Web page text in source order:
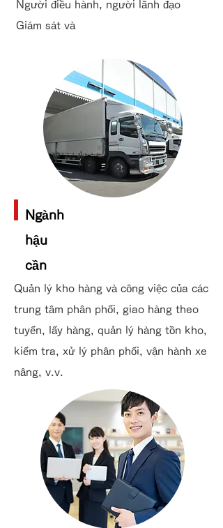
Người điều hành, người lãnh đạo
Giám sát và
Ngành
hậu
cần
Quản lý kho hàng và công việc của các
trung tâm phân phối, giao hàng theo
tuyến, lấy hàng, quản lý hàng tồn kho,
kiểm tra, xử lý phân phối, vận hành xe
nâng, v.v.